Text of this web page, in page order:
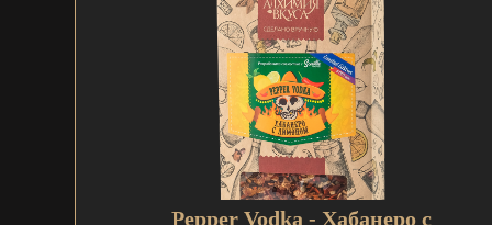
Pepper Vodka - Хабанеро с